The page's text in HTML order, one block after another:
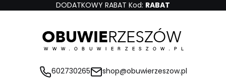
DODATKOWY RABAT Kod: RABAT
602730265 shop@obuwierzeszow.pl